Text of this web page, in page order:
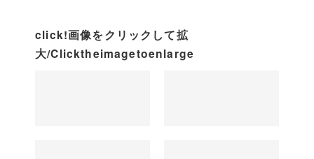
click!画像をクリックして拡
大/Clicktheimagetoenlarge